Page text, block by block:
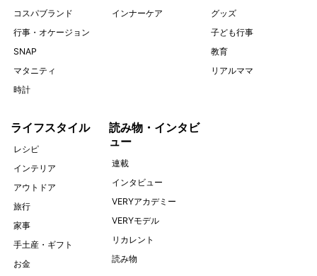
コスパブランド
行事・オケージョン
SNAP
マタニティ
時計
インナーケア
グッズ
子ども行事
教育
リアルママ
ライフスタイル
レシピ
インテリア
アウトドア
旅行
家事
手土産・ギフト
お金
読み物・インタビ
ュー
連載
インタビュー
VERYアカデミー
VERYモデル
リカレント
読み物